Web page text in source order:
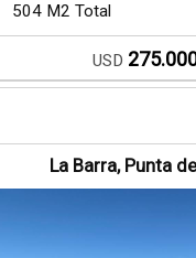
504 M2 Total
USD
La Barra, Punta